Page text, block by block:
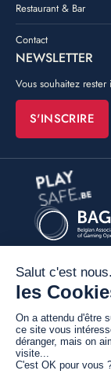
Restaurant & Bar
Contact
NEWSLETTER
Vous souhaitez
S'INSCRIRE
Conditions